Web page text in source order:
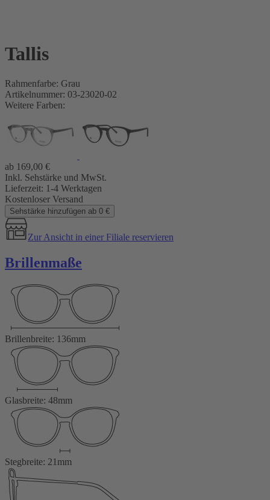
Tallis
Rahmenfarbe: Grau
Artikelnummer: 03-23020-02
Weitere Farben:
ab 169,00 €
Inkl. Sehstärke und MwSt.
Lieferzeit: 1-4 Werktagen
Kostenloser Versand
Sehstärke hinzufügen ab 0 €
Zur Ansicht in einer Filiale reservieren
Brillenmaße
Brillenbreite: 136mm
Glasbreite: 48mm
Stegbreite: 21mm